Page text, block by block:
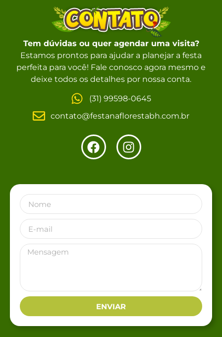
Tem dúvidas ou quer agendar uma visita?
Estamos prontos para ajudar a planejar a festa
perfeita para você! Fale conosco agora mesmo e
deixe todos os detalhes por nossa conta.
(31) 99598-0645
contato@festanaflorestabh.com.br
ENVIAR